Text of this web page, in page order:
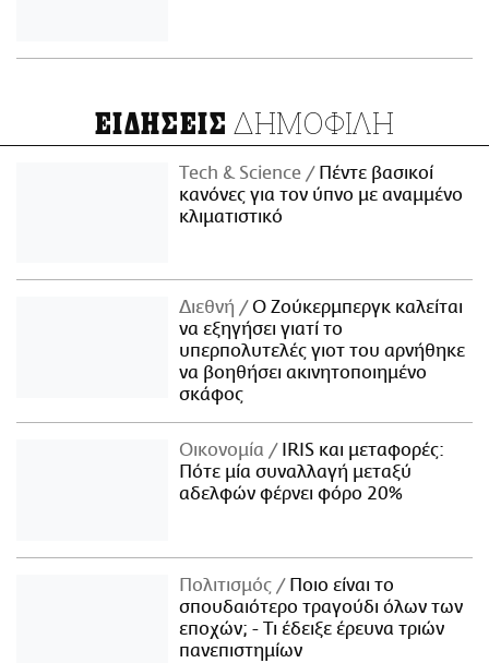
ΕΙΔΗΣΕΙΣ ΔΗΜΟΦΙΛΗ
Τech & Science
Πέντε βασικοί
κανόνες για τον ύπνο με αναμμένο
κλιματιστικό
Διεθνή
Ο Ζούκερμπεργκ καλείται
να εξηγήσει γιατί το
υπερπολυτελές γιοτ του αρνήθηκε
να βοηθήσει ακινητοποιημένο
σκάφος
Οικονομία
IRIS και μεταφορές:
Πότε μία συναλλαγή μεταξύ
αδελφών φέρνει φόρο 20%
Πολιτισμός
Ποιο είναι το
σπουδαιότερο τραγούδι όλων των
εποχών; - Τι έδειξε έρευνα τριών
πανεπιστημίων